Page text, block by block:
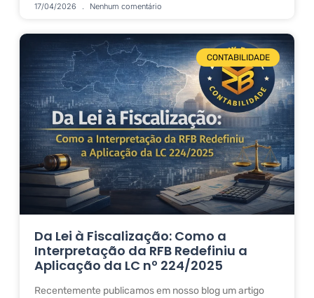
17/04/2026 Nenhum comentário
CONTABILIDADE
Da Lei à Fiscalização: Como a
Interpretação da RFB Redefiniu a
Aplicação da LC nº 224/2025
Recentemente publicamos em nosso blog um artigo